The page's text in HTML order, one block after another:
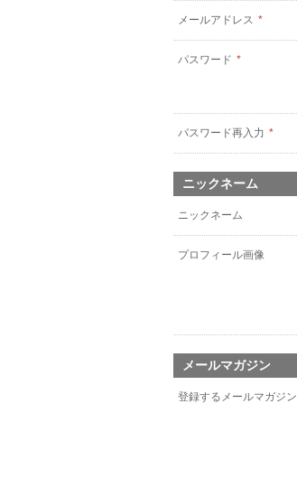
メールアドレス *
パスワード *
パスワード再入力 *
ニックネーム
ニックネーム
プロフィール画像
メールマガジン
登録するメールマガジン